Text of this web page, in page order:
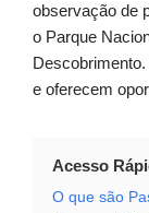
observação de
o Parque
e oferecem
Acesso
O que são